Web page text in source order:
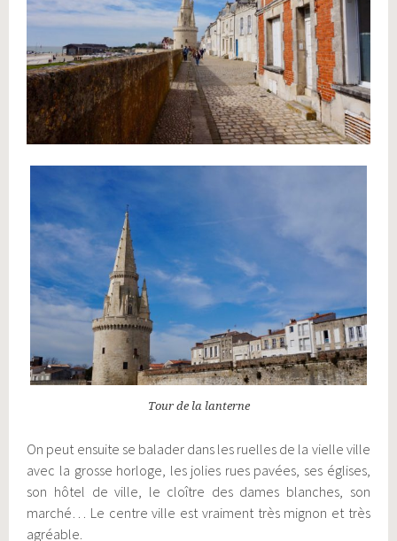
Tour de la lanterne
On peut ensuite se balader dans les ruelles de la vielle ville
avec la grosse horloge, les jolies rues pavées, ses églises,
son hôtel de ville, le cloître des dames blanches, son
marché… Le centre ville est vraiment très mignon et très
agréable.